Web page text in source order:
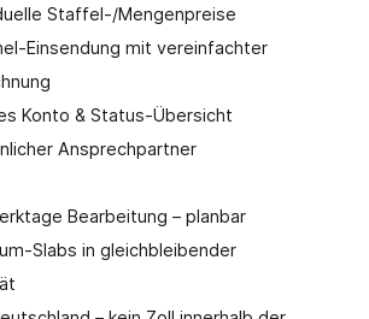
Staffel-/Mengenpreise
Einsendung mit vereinfachter
Konto & Status-Übersicht
Ansprechpartner
Bearbeitung – planbar
Slabs in gleichbleibender